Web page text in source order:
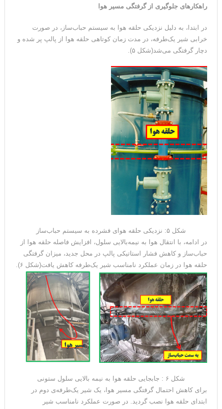
راهکارهای جلوگیری از گرفتگی مسیر هوا
در ابتدا، به دلیل نزدیکی حلقه هوا به سیستم حباب‌ساز، در صورت
خرابی شیر یک‌طرفه، در مدت زمان کوتاهی حلقه هوا از پالپ پر شده و
دچار گرفتگی می‌شد(شکل ۵).
شکل ۵: نزدیکی حلقه هوای فشرده به سیستم حباب‌ساز
در ادامه، با انتقال هوا به نیمه‌بالایی سلول، افزایش فاصله حلقه هوا از
حباب‌ساز و کاهش فشار استاتیکی پالپ در محل جدید، میزان گرفتگی
حلقه هوا در زمان عملکرد نامناسب شیر یک‌طرفه کاهش یافت(شکل ۶).
شکل ۶ : جابجایی حلقه هوا به نیمه بالایی سلول ستونی
برای کاهش احتمال گرفتگی مسیر هوا، یک شیر یک‌طرفه‌ی دوم در
ابتدای حلقه هوا نصب گردید. در صورت عملکرد نامناسب شیر